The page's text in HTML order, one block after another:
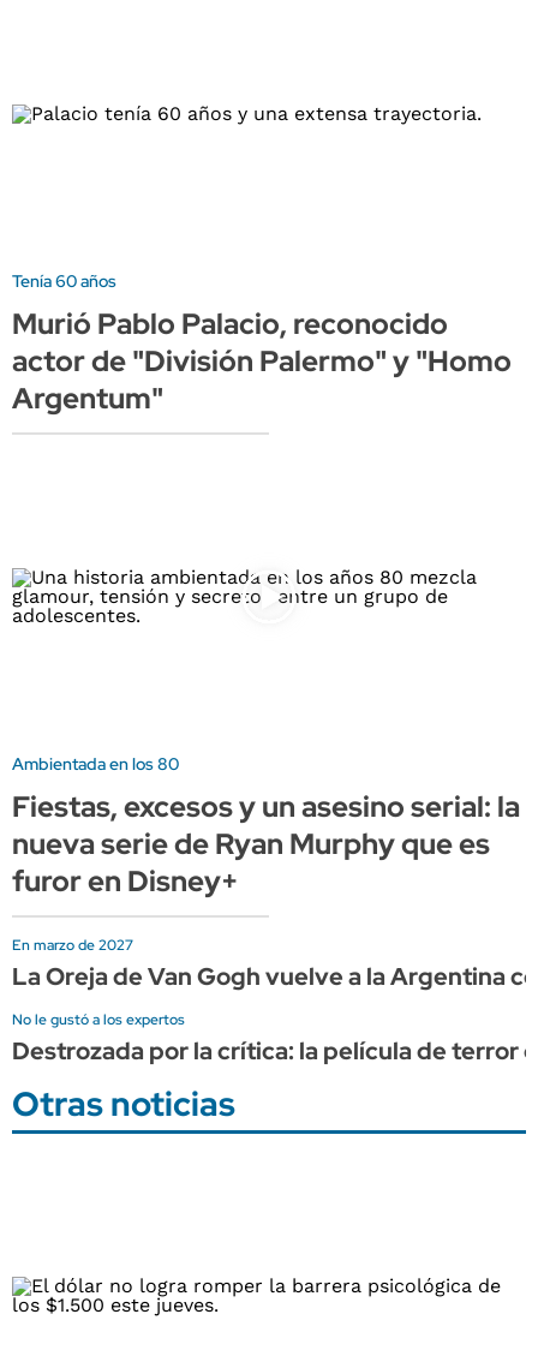
Tenía 60 años
Murió Pablo Palacio, reconocido
actor de "División Palermo" y "Homo
Argentum"
Ambientada en los 80
Fiestas, excesos y un asesino serial: la
nueva serie de Ryan Murphy que es
furor en Disney+
En marzo de 2027
La Oreja de Van Gogh vuelve a la Argentina
No le gustó a los expertos
Destrozada por la crítica: la película de terror
Otras noticias